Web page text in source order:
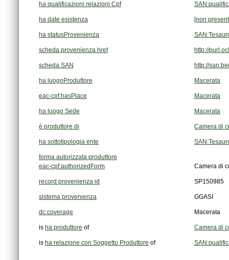
ha qualificazioni relazioni Cpf
ha date esistenza [non
ha statusProvenienza
scheda provenienza href http://
scheda SAN http://
ha luogoProduttore Macerata
eac-cpf:hasPlace Macerata
ha luogo Sede Macerata
è produttore di Camera di
ha sottotipologia ente
forma autorizzata produttore
eac-cpf:authorizedForm
Camera di
record provenienza id SP150985
sistema provenienza GGASI
dc:coverage Macerata
is ha produttore of Camera di
is ha relazione con Soggetto Produttore of